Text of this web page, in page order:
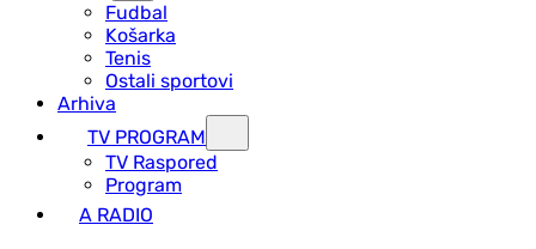
Fudbal
Košarka
Tenis
Ostali sportovi
Arhiva
TV PROGRAM
ТV Raspored
Program
A RADIO